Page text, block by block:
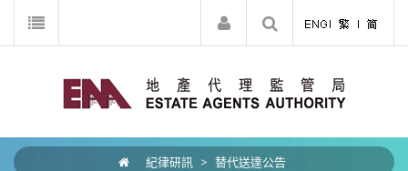
紀律研訊 > 替代送達公告